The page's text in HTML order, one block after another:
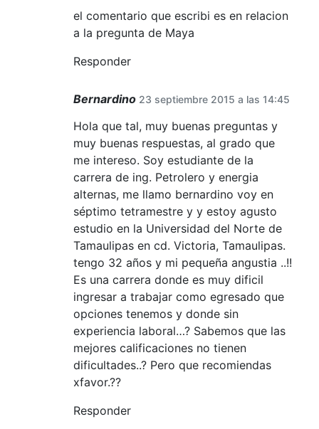
el comentario que escribi es en relacion
a la pregunta de Maya
Responder
Bernardino 23 septiembre 2015 a las 14:45
Hola que tal, muy buenas preguntas y
muy buenas respuestas, al grado que
me intereso. Soy estudiante de la
carrera de ing. Petrolero y energia
alternas, me llamo bernardino voy en
séptimo tetramestre y y estoy agusto
estudio en la Universidad del Norte de
Tamaulipas en cd. Victoria, Tamaulipas.
tengo 32 años y mi pequeña angustia ..!!
Es una carrera donde es muy dificil
ingresar a trabajar como egresado que
opciones tenemos y donde sin
experiencia laboral…? Sabemos que las
mejores calificaciones no tienen
dificultades..? Pero que recomiendas
xfavor.??
Responder